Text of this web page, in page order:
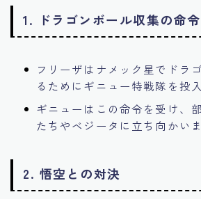
1. ドラゴンボール収集の命令
フリーザはナメック星でドラ
るためにギニュー特戦隊を投
ギニューはこの命令を受け、
たちやベジータに立ち向かいま
2. 悟空との対決